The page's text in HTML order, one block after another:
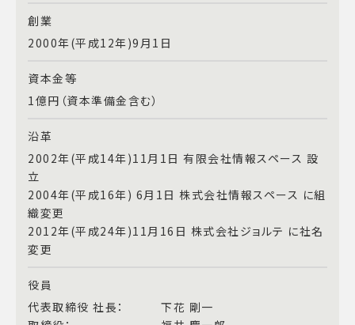
創業
2000年(平成12年)9月1日
資本金等
1億円（資本準備金含む）
沿革
2002年(平成14年)11月1日 有限会社情報スペース 設
立
2004年(平成16年) 6月1日 株式会社情報スペース に組
織変更
2012年(平成24年)11月16日 株式会社ジョルテ に社名
変更
役員
代表取締役 社長： 下花 剛一